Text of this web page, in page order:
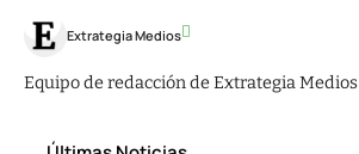
Extrategia Medios
Equipo de redacción de Extrategia Medios